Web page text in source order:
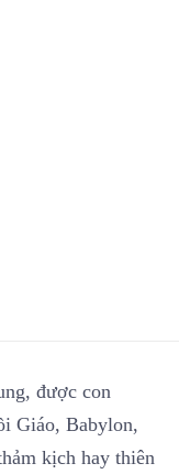
được con
Giáo, Babylon,
kịch hay thiên